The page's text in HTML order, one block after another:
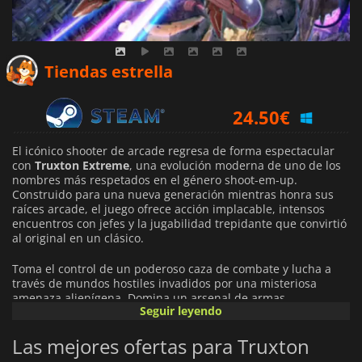
Tiendas estrella
24.50€
29.90€
El icónico shooter de arcade regresa de forma espectacular
con Truxton Extreme, una evolución moderna de uno de los
nombres más respetados en el género shoot-em-up.
Construido para una nueva generación mientras honra sus
raíces arcade, el juego ofrece acción implacable, intensos
encuentros con jefes y la jugabilidad trepidante que convirtió
al original en un clásico.
Toma el control de un poderoso caza de combate y lucha a
través de mundos hostiles invadidos por una misteriosa
amenaza alienígena. Domina un arsenal de armas
devastadoras, adáptate a formaciones enemigas cada vez
mientras luchas para salvar a la humanidad de la extinción.
Cada etapa está diseñada para poner a prueba tus reflejos,
Seguir leyendo
Las mejores ofertas para Truxton